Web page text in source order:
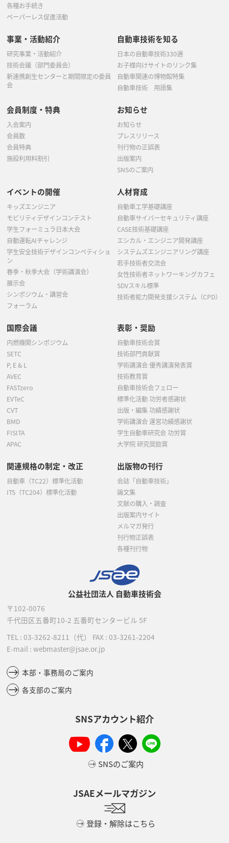
2月
公益社団法人 自動車技術会
〒102-0076
千代田区五番町10-2 五番町センタービル 5F
TEL : 03-3262-8211 （代） FAX : 03-3261-2204
E-mail : webmaster@jsae.or.jp
本部・事務局のご案内
各支部のご案内
SNSアカウント紹介
SNSのご案内
JSAEメールマガジン
登録・解除はこちら
各種お手続き
ペーパーレス促進活動
事業・活動紹介
研究事業・活動紹介
技術会議（部門委員会）
新連携創生センターと期間限定の委員
会
自動車技術を知る
日本の自動車技術330選
お子様向けサイトのリンク集
自動車関連の博物館特集
自動車技術 用語集
会員制度・特典
入会案内
会員数
会員特典
施設利用料割引
お知らせ
お知らせ
プレスリリース
刊行物の正誤表
出版案内
SNSのご案内
イベントの開催
キッズエンジニア
モビリティデザインコンテスト
学生フォーミュラ日本大会
自動運転AIチャレンジ
学生安全技術デザインコンペティショ
ン
春季・秋季大会（学術講演会）
展示会
シンポジウム・講習会
フォーラム
人材育成
自動車工学基礎講座
自動車サイバーセキュリティ講座
CASE技術基礎講座
エシカル・エンジニア開発講座
システムズエンジニアリング講座
若手技術者交流会
女性技術者ネットワーキングカフェ
SDVスキル標準
技術者能力開発支援システム（CPD）
国際会議
内燃機関シンポジウム
SETC
P, E & L
AVEC
FASTzero
EVTeC
CVT
BMD
FISITA
APAC
表彰・奨励
自動車技術会賞
技術部門貢献賞
学術講演会 優秀講演発表賞
技術教育賞
自動車技術会フェロー
標準化活動 功労者感謝状
出版・編集 功績感謝状
学術講演会 運営功績感謝状
学生自動車研究会 功労賞
大学院 研究奨励賞
関連規格の制定・改正
自動車（TC22）標準化活動
ITS（TC204）標準化活動
出版物の刊行
会誌「自動車技術」
論文集
文献の購入・調査
出版案内サイト
メルマガ発行
刊行物正誤表
各種刊行物